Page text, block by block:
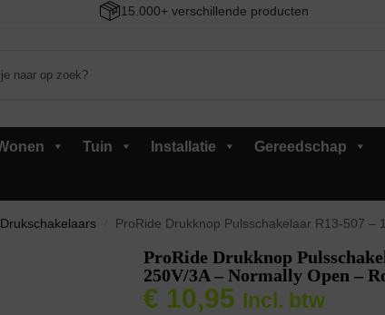
15.000+ verschillende producten
Tuin Installatie Gereedschap
Drukschakelaars ProRide Drukknop Pulsschakelaar R13-507 –
ProRide Drukknop
250V/3A – Normally Open –
€ 10,95 Incl. btw